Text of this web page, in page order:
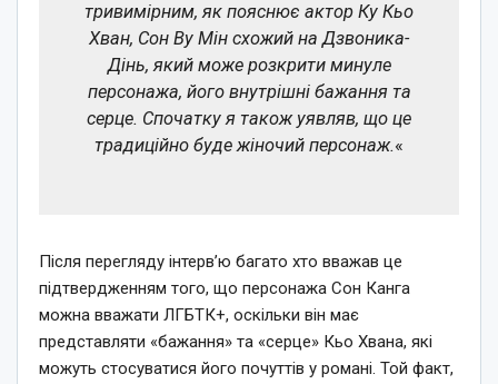
тривимірним, як пояснює актор Ку Кьо
Хван, Сон Ву Мін схожий на Дзвоника-
Дінь, який може розкрити минуле
персонажа, його внутрішні бажання та
серце. Спочатку я також уявляв, що це
традиційно буде жіночий персонаж.«
Після перегляду інтерв’ю багато хто вважав це
підтвердженням того, що персонажа Сон Канга
можна вважати ЛГБТК+, оскільки він має
представляти «бажання» та «серце» Кьо Хвана, які
можуть стосуватися його почуттів у романі. Той факт,